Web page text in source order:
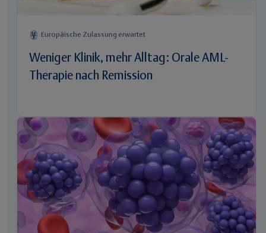
Europäische Zulassung erwartet
Weniger Klinik, mehr Alltag: Orale AML-
Therapie nach Remission